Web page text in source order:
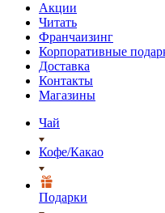
Акции
Читать
Франчаизинг
Корпоративные
Доставка
Контакты
Магазины
Чай
Кофе/Какао
Подарки